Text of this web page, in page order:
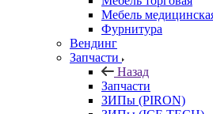
Мебель
Фурнитура
Вендинг
Запчасти
Назад
Запчасти
ЗИПы (PIRON)